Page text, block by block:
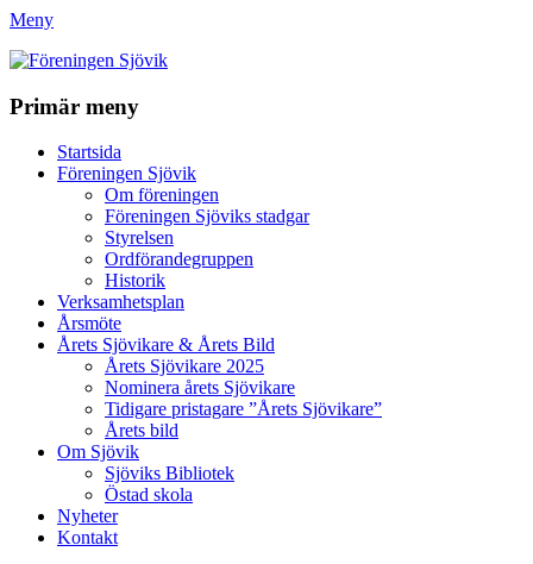
Meny
Föreningen Sjövik
Primär meny
Startsida
Föreningen Sjövik
Om föreningen
Föreningen Sjöviks stadgar
Styrelsen
Ordförandegruppen
Historik
Verksamhetsplan
Årsmöte
Årets Sjövikare & Årets Bild
Årets Sjövikare 2025
Nominera årets Sjövikare
Tidigare pristagare ”Årets Sjövikare”
Årets bild
Om Sjövik
Sjöviks Bibliotek
Östad skola
Nyheter
Kontakt